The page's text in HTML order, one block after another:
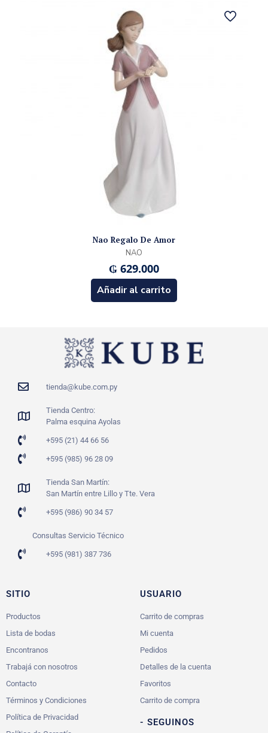
Nao Regalo De Amor
NAO
₲ 629.000
Añadir al carrito
tienda@kube.com.py
Tienda Centro:
Palma esquina Ayolas
+595 (21) 44 66 56
+595 (985) 96 28 09
Tienda San Martín:
San Martín entre Lillo y Tte. Vera
+595 (986) 90 34 57
Consultas Servicio Técnico
+595 (981) 387 736
SITIO
Productos
Lista de bodas
Encontranos
Trabajá con nosotros
Contacto
Términos y Condiciones
Política de Privacidad
USUARIO
Carrito de compras
Mi cuenta
Pedidos
Detalles de la cuenta
Favoritos
Carrito de compra
- SEGUINOS